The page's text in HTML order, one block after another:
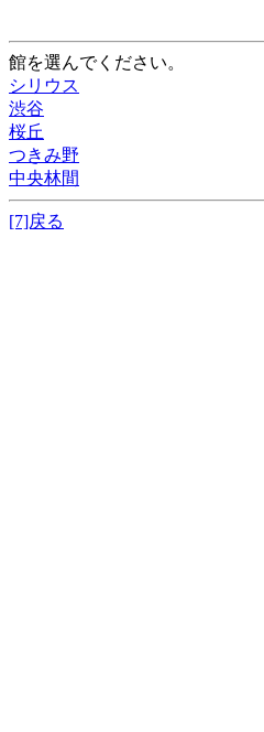
館を選んでください。
シリウス
渋谷
桜丘
つきみ野
中央林間
[7]戻る